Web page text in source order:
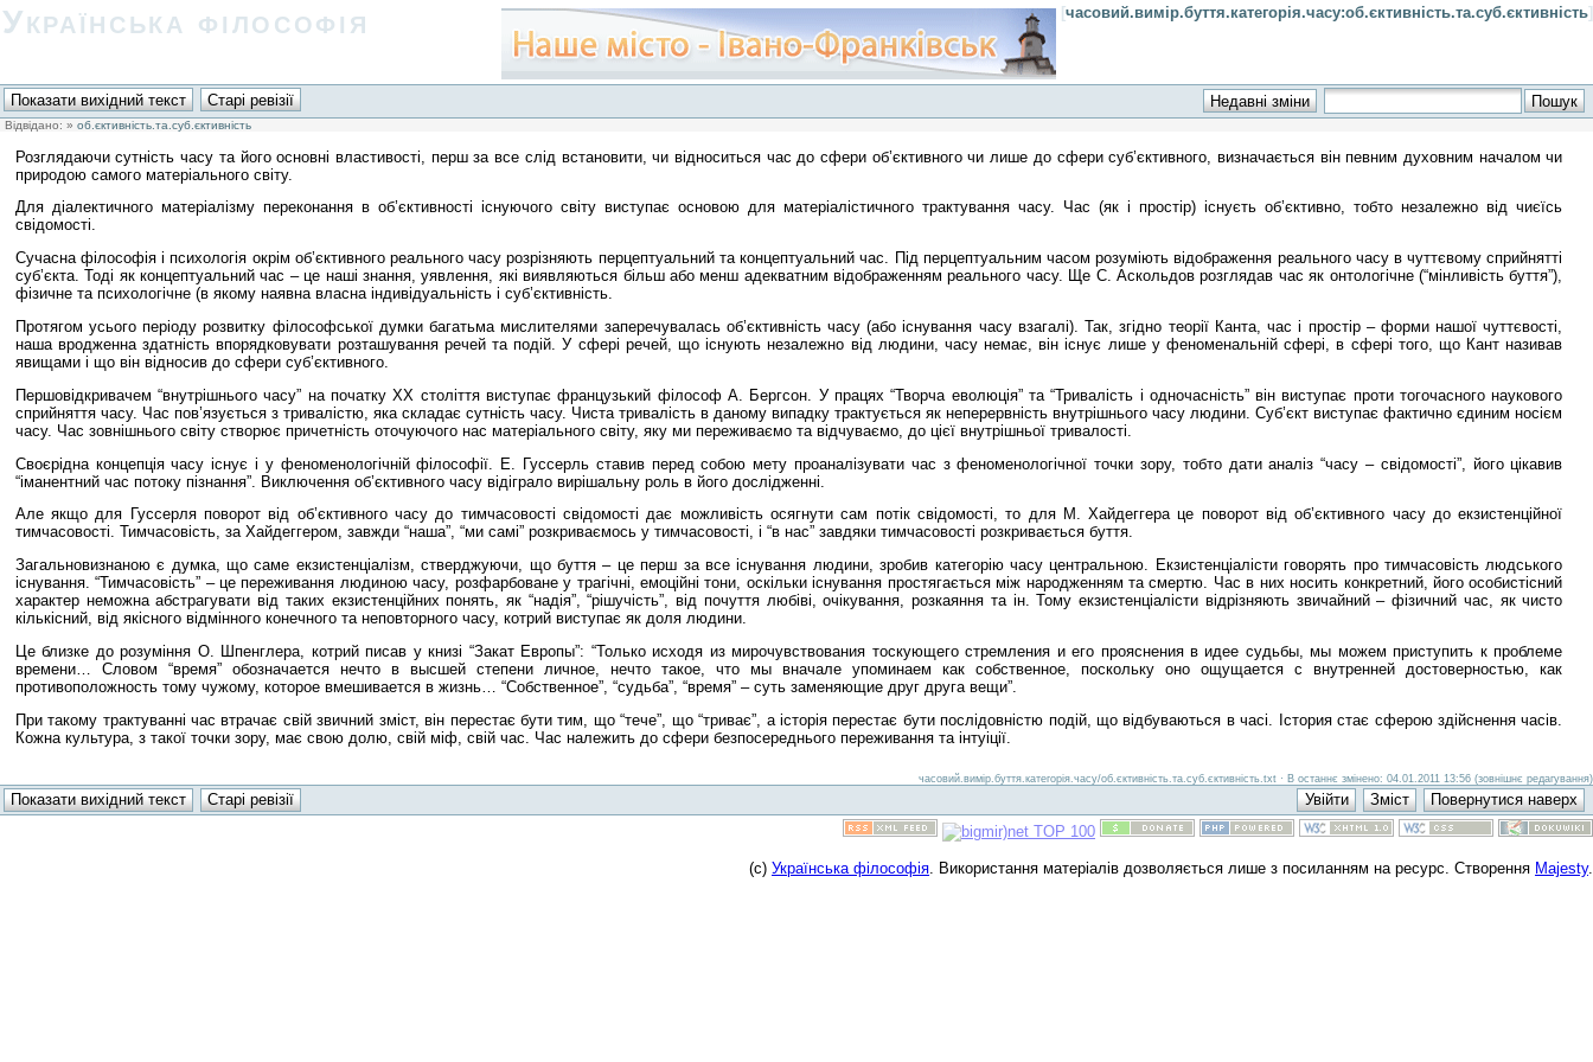
[часовий.вимір.буття.категорія.часу:об.єктивність.та.суб.єктивність]
Українська філософія
Відвідано: » об.єктивність.та.суб.єктивність
Розглядаючи сутність часу та його основні властивості, перш за все слід встановити, чи відноситься час до сфери об’єктивного чи лише до сфери суб’єктивного, визначається він певним духовним началом чи
природою самого матеріального світу.
Для діалектичного матеріалізму переконання в об’єктивності існуючого світу виступає основою для матеріалістичного трактування часу. Час (як і простір) існуєть об’єктивно, тобто незалежно від чиєїсь
свідомості.
Сучасна філософія і психологія окрім об’єктивного реального часу розрізняють перцептуальний та концептуальний час. Під перцептуальним часом розуміють відображення реального часу в чуттєвому сприйнятті
суб’єкта. Тоді як концептуальний час – це наші знання, уявлення, які виявляються більш або менш адекватним відображенням реального часу. Ще С. Аскольдов розглядав час як онтологічне (“мінливість буття”),
фізичне та психологічне (в якому наявна власна індивідуальність і суб’єктивність.
Протягом усього періоду розвитку філософської думки багатьма мислителями заперечувалась об’єктивність часу (або існування часу взагалі). Так, згідно теорії Канта, час і простір – форми нашої чуттєвості,
наша вродженна здатність впорядковувати розташування речей та подій. У сфері речей, що існують незалежно від людини, часу немає, він існує лише у феноменальній сфері, в сфері того, що Кант називав
явищами і що він відносив до сфери суб’єктивного.
Першовідкривачем “внутрішнього часу” на початку ХХ століття виступає французький філософ А. Бергсон. У працях “Творча еволюція” та “Тривалість і одночасність” він виступає проти тогочасного наукового
сприйняття часу. Час пов’язується з тривалістю, яка складає сутність часу. Чиста тривалість в даному випадку трактується як неперервність внутрішнього часу людини. Суб’єкт виступає фактично єдиним носієм
часу. Час зовнішнього світу створює причетність оточуючого нас матеріального світу, яку ми переживаємо та відчуваємо, до цієї внутрішньої тривалості.
Своєрідна концепція часу існує і у феноменологічній філософії. Е. Гуссерль ставив перед собою мету проаналізувати час з феноменологічної точки зору, тобто дати аналіз “часу – свідомості”, його цікавив
“іманентний час потоку пізнання”. Виключення об’єктивного часу відіграло вирішальну роль в його дослідженні.
Але якщо для Гуссерля поворот від об’єктивного часу до тимчасовості свідомості дає можливість осягнути сам потік свідомості, то для М. Хайдеггера це поворот від об’єктивного часу до екзистенційної
тимчасовості. Тимчасовість, за Хайдеггером, завжди “наша”, “ми самі” розкриваємось у тимчасовості, і “в нас” завдяки тимчасовості розкривається буття.
Загальновизнаною є думка, що саме екзистенціалізм, стверджуючи, що буття – це перш за все існування людини, зробив категорію часу центральною. Екзистенціалісти говорять про тимчасовість людського
існування. “Тимчасовість” – це переживання людиною часу, розфарбоване у трагічні, емоційні тони, оскільки існування простягається між народженням та смертю. Час в них носить конкретний, його особистісний
характер неможна абстрагувати від таких екзистенційних понять, як “надія”, “рішучість”, від почуття любіві, очікування, розкаяння та ін. Тому екзистенціалісти відрізняють звичайний – фізичний час, як чисто
кількісний, від якісного відмінного конечного та неповторного часу, котрий виступає як доля людини.
Це близке до розуміння О. Шпенглера, котрий писав у книзі “Закат Европы”: “Только исходя из мирочувствования тоскующего стремления и его прояснения в идее судьбы, мы можем приступить к проблеме
времени… Словом “время” обозначается нечто в высшей степени личное, нечто такое, что мы вначале упоминаем как собственное, поскольку оно ощущается с внутренней достоверностью, как
противоположность тому чужому, которое вмешивается в жизнь… “Собственное”, “судьба”, “время” – суть заменяющие друг друга вещи”.
При такому трактуванні час втрачає свій звичний зміст, він перестає бути тим, що “тече”, що “триває”, а історія перестає бути послідовністю подій, що відбуваються в часі. Істория стає сферою здійснення часів.
Кожна культура, з такої точки зору, має свою долю, свій міф, свій час. Час належить до сфери безпосереднього переживання та інтуіції.
часовий.вимір.буття.категорія.часу/об.єктивність.та.суб.єктивність.txt · В останнє змінено: 04.01.2011 13:56 (зовнішнє редагування)
(c) Українська філософія. Використання матеріалів дозволяється лише з посиланням на ресурс. Створення Majesty.